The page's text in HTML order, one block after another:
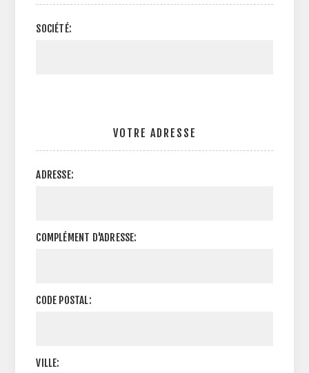
SOCIÉTÉ:
VOTRE ADRESSE
ADRESSE:
COMPLÉMENT D'ADRESSE:
CODE POSTAL:
VILLE: